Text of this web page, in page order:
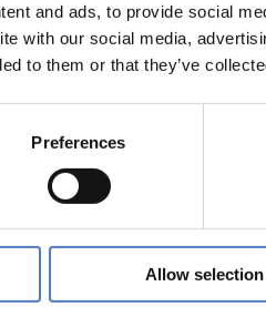
and ads, to provide social
with our social media,
to them or that they’ve
Preferences
Allow selection
S&T
eine
von
der Zivilgesellschaft
zu identifizieren. Mit
die internationale S&T